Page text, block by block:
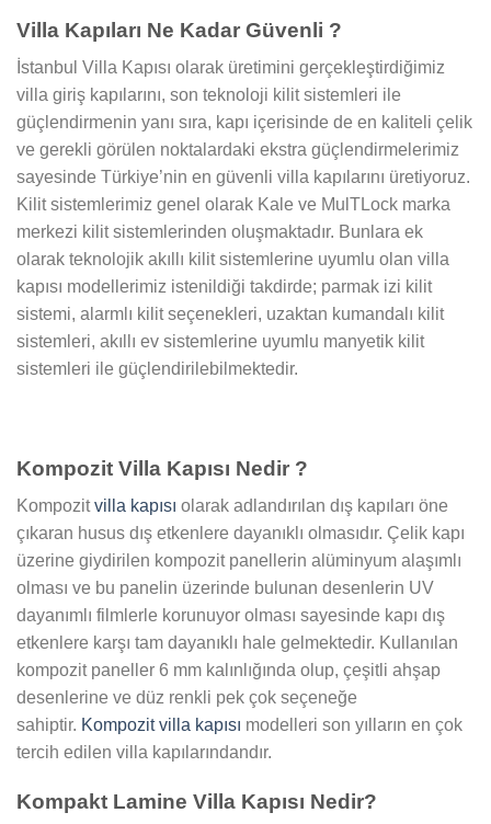
Villa Kapıları Ne Kadar Güvenli ?
İstanbul Villa Kapısı olarak üretimini gerçekleştirdiğimiz
villa giriş kapılarını, son teknoloji kilit sistemleri ile
güçlendirmenin yanı sıra, kapı içerisinde de en kaliteli çelik
ve gerekli görülen noktalardaki ekstra güçlendirmelerimiz
sayesinde Türkiye’nin en güvenli villa kapılarını üretiyoruz.
Kilit sistemlerimiz genel olarak Kale ve MulTLock marka
merkezi kilit sistemlerinden oluşmaktadır. Bunlara ek
olarak teknolojik akıllı kilit sistemlerine uyumlu olan villa
kapısı modellerimiz istenildiği takdirde; parmak izi kilit
sistemi, alarmlı kilit seçenekleri, uzaktan kumandalı kilit
sistemleri, akıllı ev sistemlerine uyumlu manyetik kilit
sistemleri ile güçlendirilebilmektedir.
Kompozit Villa Kapısı Nedir ?
Kompozitvilla kapısı olarak adlandırılan dış kapıları öne
çıkaran husus dış etkenlere dayanıklı olmasıdır. Çelik kapı
üzerine giydirilen kompozit panellerin alüminyum alaşımlı
olması ve bu panelin üzerinde bulunan desenlerin UV
dayanımlı filmlerle korunuyor olması sayesinde kapı dış
etkenlere karşı tam dayanıklı hale gelmektedir. Kullanılan
kompozit paneller 6 mm kalınlığında olup, çeşitli ahşap
desenlerine ve düz renkli pek çok seçeneğe
sahiptir. Kompozit villa kapısı modelleri son yılların en çok
tercih edilen villa kapılarındandır.
Kompakt Lamine Villa Kapısı Nedir?